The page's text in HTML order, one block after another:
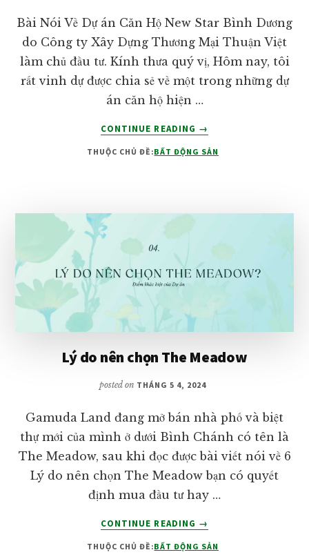
Bài Nói Về Dự án Căn Hộ New Star Bình Dương
do Công ty Xây Dựng Thương Mại Thuận Việt
làm chủ đầu tư. Kính thưa quý vị, Hôm nay, tôi
rất vinh dự được chia sẻ về một trong những dự
án căn hộ hiện …
CONTINUE READING
VỀDỰ
NEW
→
THUỘC CHỦ ĐỀ:BẤT ĐỘNG SẢN
Lý do nên chọn The Meadow
posted on THÁNG 5 4, 2024
Gamuda Land đang mở bán nhà phố và biệt
thự mới của mình ở dưới Bình Chánh có tên là
The Meadow, sau khi đọc được bài viết nói về 6
Lý do nên chọn The Meadow bạn có quyết
định mua đầu tư hay …
CONTINUE READING
VỀLÝ
NÊN
→
THUỘC CHỦ ĐỀ:BẤT ĐỘNG SẢN